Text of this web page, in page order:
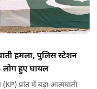
हमला, पुलिस स्टेशन
हुए घायल
प्रांत में बड़ा आत्मघाती